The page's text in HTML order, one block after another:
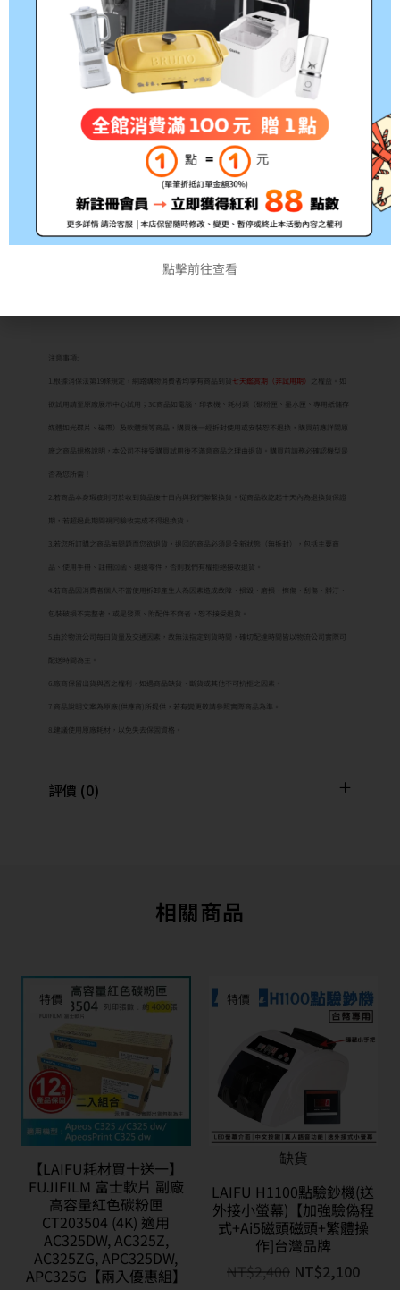
幣紙
LAIFU-客服@mck5374g
我們所提供為全新產品，並提供以下保證：
– 保固期限：12個月
– 保固範圍：產品故障
– 保固來源：LAIFU原廠保固
*以上以原廠公布為主*
注意事項:
1.根據消保法第19條規定，網路購物消費者均享有商品到貨 七天鑑賞期（非試用期） 之權益。如
欲試用請至原廠展示中心試用；3C商品如電腦、印表機、耗材類（碳粉匣、墨水匣、專用紙儲存
媒體如光碟片、磁帶）及軟體類等商品，購買後一經拆封使用或安裝恕不退換，購買前應詳閱原
廠之商品規格說明，本公司不接受購買試用後不滿意商品之理由退貨。購買前請務必確認機型是
否為您所需！
2.若商品本身瑕疵則可於收到貨品後十日內與我們聯繫換貨。從商品收訖起十天內為退換貨保證
期，若超過此期間視同驗收完成不得退換貨。
3.若您所訂購之商品無問題而您欲退貨，退回的商品必須是全新狀態（無拆封），包括主要商
品、使用手冊、註冊回函、週邊零件，否則我們有權拒絕接收退貨。
4.若商品因消費者個人不當使用拆卸產生人為因素造成故障、損毀、磨損、擦傷、刮傷、髒汙、
包裝破損不完整者，或是發票、附配件不齊者，恕不接受退貨。
5.由於物流公司每日貨量及交通因素，故無法指定到貨時間，確切配達時間皆以物流公司實際可
配送時間為主。
6.廠商保留出貨與否之權利，如遇商品缺貨、斷貨或其他不可抗拒之因素。
7.商品說明文案為原廠(供應商)所提供，若有變更敬請參照實際商品為準。
8.建議使用原廠耗材，以免失去保固資格。
評價 (0)
相關商品
特價
【LAIFU耗材買十送一】
FUJIFILM 富士軟片 副廠
高容量紅色碳粉匣
CT203504 (4K) 適用
AC325DW, AC325Z,
AC325ZG, APC325DW,
APC325G【兩入優惠組】
特價
缺貨
LAIFU H1100點驗鈔機(送
外接小螢幕)【加強驗偽程
式+Ai5磁頭磁頭+繁體操
作]台灣品牌
NT$2,400 NT$2,100
點擊前往查看